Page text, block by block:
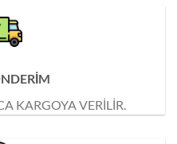
KARGOYA VERİLİR.